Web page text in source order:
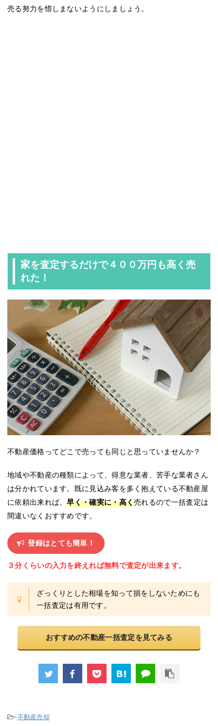
売る努力を惜しまないようにしましょう。
家を査定するだけで４００万円も高く売
れた！
不動産価格ってどこで売っても同じと思っていませんか？
地域や不動産の種類によって、得意な業者、苦手な業者さん
は分かれています。既に見込み客を多く抱えている不動産屋
に依頼出来れば、早く・確実に・高く売れるので一括査定は
間違いなくおすすめです。
登録はとても簡単！
３分くらいの入力を終えれば無料で査定が出来ます。
ざっくりとした相場を知って損をしないためにも
一括査定は有用です。
おすすめの不動産一括査定を見てみる
-不動産売却